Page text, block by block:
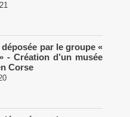
par le groupe «
- Création d’un musée
Corse